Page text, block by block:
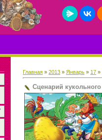
Главная » 2013 » Январь » 17 »
Сценарий